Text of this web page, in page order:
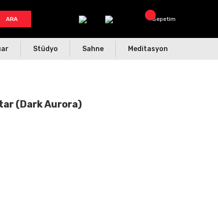
ARA Sepetim
Stüdyo Sahne Meditasyon
(Dark Aurora)